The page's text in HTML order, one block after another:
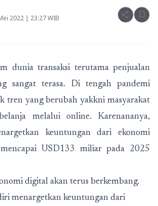
2022 | 23:27 WIB share bookmark
dunia transaksi terutama penjualan
sangat terasa. Di tengah pandemi
tren yang berubah yakkni masyarakat
melalui online. Karenananya,
keuntungan dari ekonomi
USD133 miliar pada 2025
digital akan terus berkembang.
menargetkan keuntungan dari